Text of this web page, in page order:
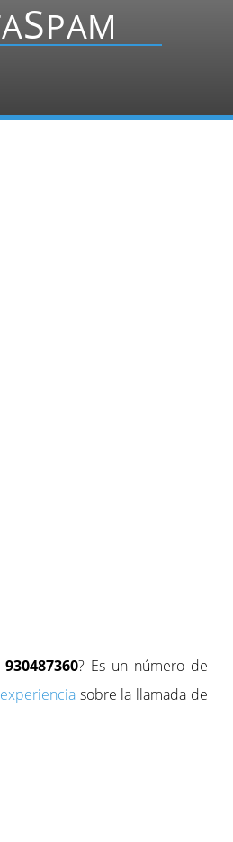
930487360? Es un número de
experienciasobre la llamada de